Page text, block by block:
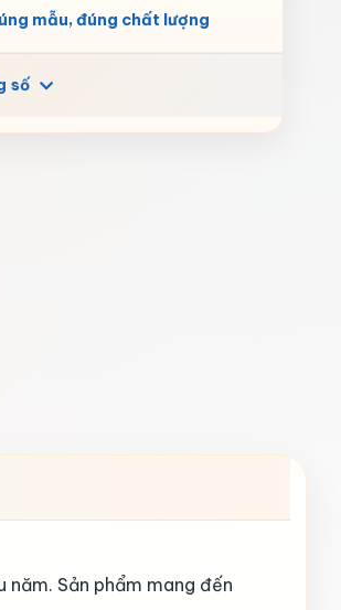
mẫu, đúng chất lượng
số
năm. Sản phẩm mang đến